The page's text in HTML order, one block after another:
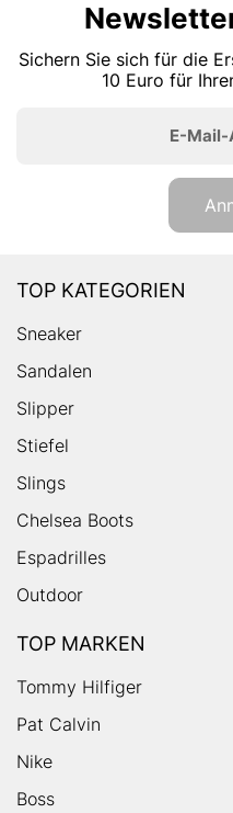
Sichern Sie sich für die
10 Euro für
E-Mail-
TOP KATEGORIEN
Sneaker
Sandalen
Slipper
Stiefel
Slings
Chelsea Boots
Espadrilles
Outdoor
TOP MARKEN
Tommy Hilfiger
Pat Calvin
Nike
Boss